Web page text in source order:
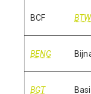
BCF BTW
BENG
BGT